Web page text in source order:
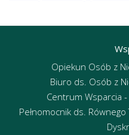
Opiekun Osób z
Biuro ds. Osób z
Centrum Wsparcia
Pełnomocnik ds.